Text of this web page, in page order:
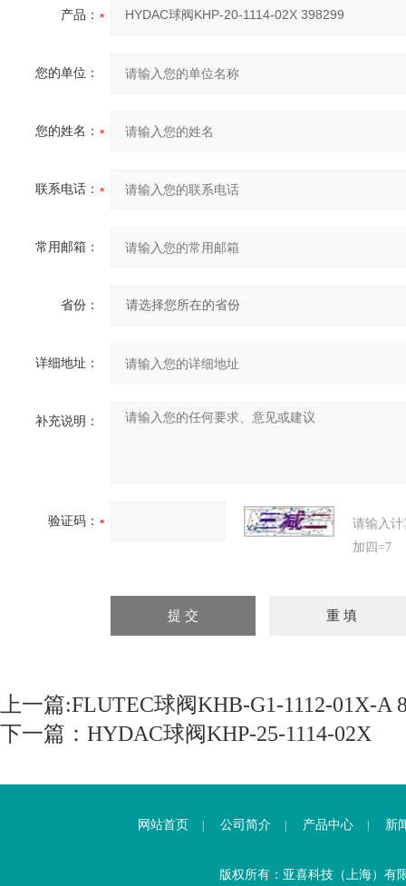
产品：
您的单位：
您的姓名：
联系电话：
常用邮箱：
省份：
详细地址：
补充说明：
验证码：
请输入
加四=7
上一篇:FLUTEC球阀KHB-G1-1112-01X-A
下一篇： HYDAC球阀KHP-25-1114-02X
网站首页 公司简介 产品中心 新
版权所有：亚喜科技（上海）